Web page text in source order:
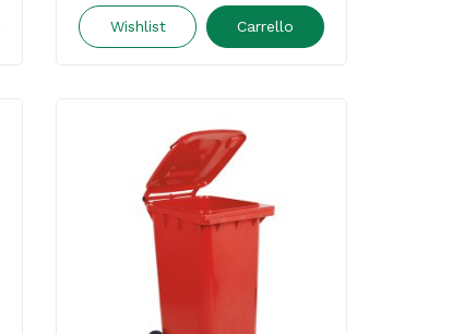
-
240
L
-
Wishlist Carrello